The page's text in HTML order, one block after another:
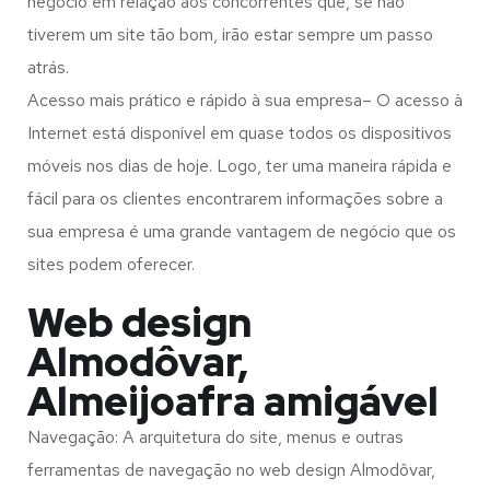
tiverem um site tão bom, irão estar sempre um passo
atrás.
Acesso mais prático e rápido à sua empresa– O acesso à
Internet está disponível em quase todos os dispositivos
móveis nos dias de hoje. Logo, ter uma maneira rápida e
fácil para os clientes encontrarem informações sobre a
sua empresa é uma grande vantagem de negócio que os
sites podem oferecer.
Web design
Almodôvar,
Almeijoafra amigável
Navegação: A arquitetura do site, menus e outras
ferramentas de navegação no web design Almodôvar,